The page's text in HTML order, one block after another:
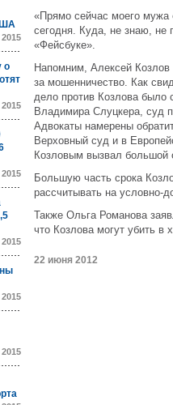
о
«Прямо сейчас моего мужа
сегодня. Куда, не знаю,
«Фейсбуке».
Напомним, Алексей
за мошенничество. Как
дело против Козлова было
Владимира Слуцкера, суд
Адвокаты намерены
Верховный суд и в
Козловым вызвал большой
Большую часть срока
рассчитывать на условно-
Также Ольга Романова
что Козлова могут убить в
22 июня 2012